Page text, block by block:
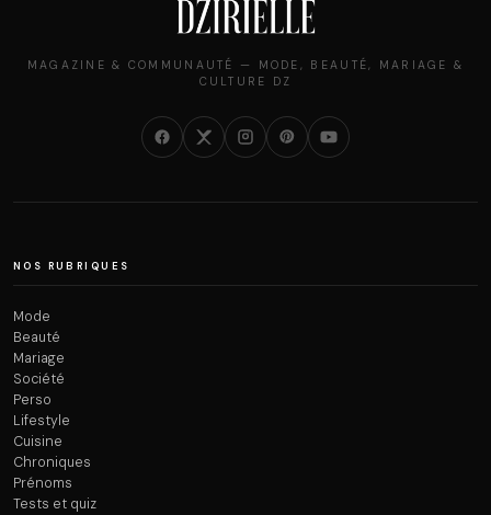
MAGAZINE & COMMUNAUTÉ — MODE, BEAUTÉ, MARIAGE &
CULTURE DZ
NOS RUBRIQUES
Mode
Beauté
Mariage
Société
Perso
Lifestyle
Cuisine
Chroniques
Prénoms
Tests et quiz